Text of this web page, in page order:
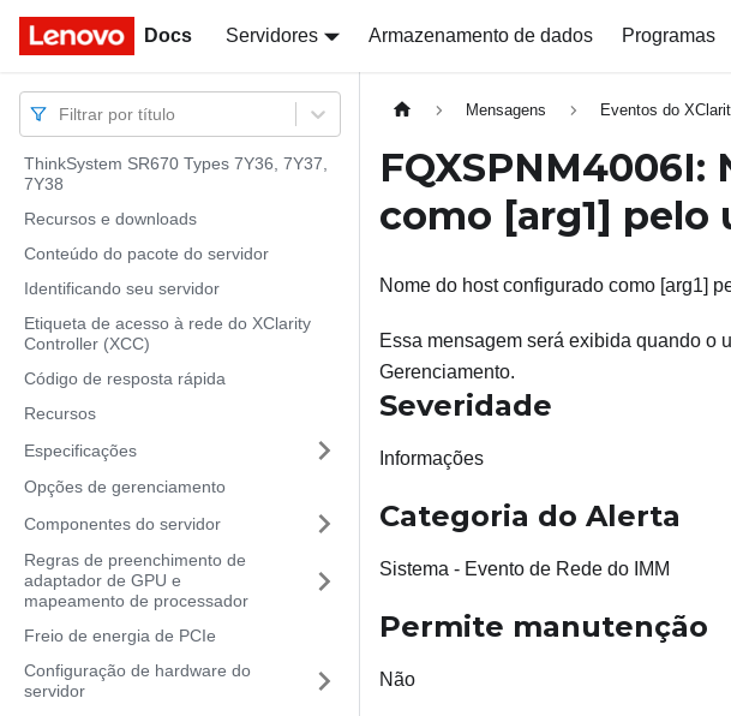
Docs Servidores Armazenamento de dados Programas
Docs
Filtrar por título
ThinkSystem SR670 Types 7Y36, 7Y37,
7Y38
Recursos e downloads
Conteúdo do pacote do servidor
Identificando seu servidor
Etiqueta de acesso à rede do XClarity
Controller (XCC)
Código de resposta rápida
Recursos
Especificações
Opções de gerenciamento
Componentes do servidor
Regras de preenchimento de
adaptador de GPU e
mapeamento de processador
Freio de energia de PCIe
Configuração de hardware do
servidor
Mensagens Eventos do
como [arg1] pelo
Nome do host configurado como [arg1]
Essa mensagem será exibida quando o
Gerenciamento.
Severidade
Informações
Categoria do Alerta
Sistema - Evento de Rede do IMM
Permite manutenção
Não